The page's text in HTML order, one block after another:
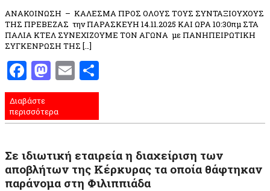
ΑΝΑΚΟΙΝΩΣΗ – ΚΑΛΕΣΜΑ ΠΡΟΣ ΟΛΟΥΣ ΤΟΥΣ ΣΥΝΤΑΞΙΟΥΧΟΥΣ
ΤΗΣ ΠΡΕΒΕΖΑΣ την ΠΑΡΑΣΚΕΥΗ 14.11.2025 ΚΑΙ ΩΡΑ 10:30πμ ΣΤΑ
ΠΑΛΙΑ ΚΤΕΛ ΣΥΝΕΧΙΖΟΥΜΕ ΤΟΝ ΑΓΩΝΑ με ΠΑΝΗΠΕΙΡΩΤΙΚΗ
ΣΥΓΚΕΝΡΩΣΗ ΤΗΣ […]
Facebook
Mastodon
Email
Διαβάστε
περισσότερα
Σε ιδιωτική εταιρεία η διαχείριση των
αποβλήτων της Κέρκυρας τα οποία θάφτηκαν
παράνομα στη Φιλιππιάδα